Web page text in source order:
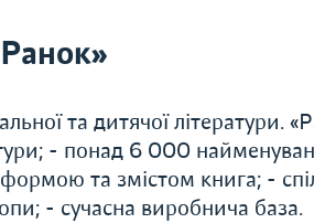
та дитячої літератури.
- понад 6 000
та змістом книга; -
- сучасна виробнича база.